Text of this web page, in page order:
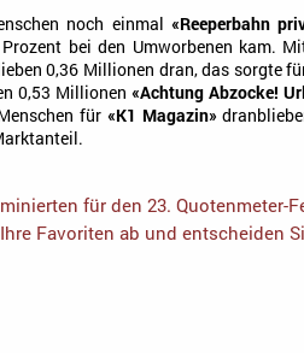
noch einmal«Reeperbahn
bei den Umworbenen kam.
0,36 Millionen dran, das sorgte
0,53 Millionen«Achtung Abzocke!
für «K1 Magazin»
für den 23. Quotenmeter-
Favoriten ab und entscheiden